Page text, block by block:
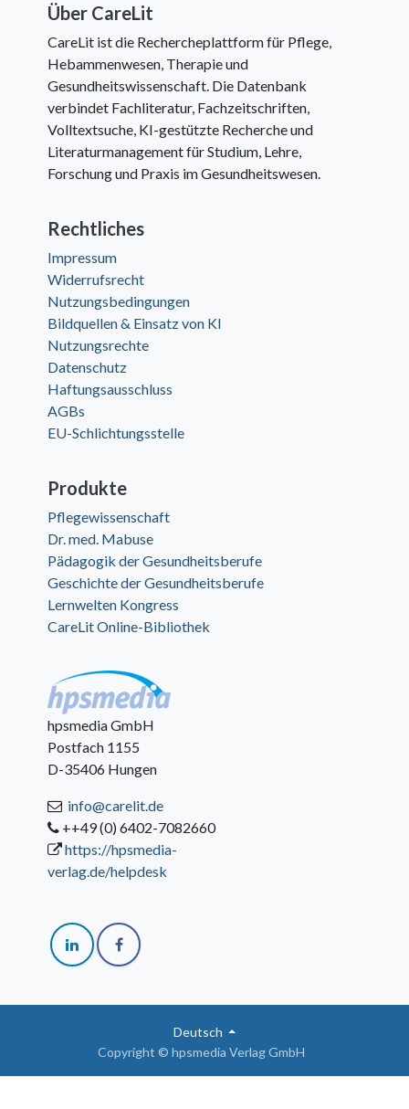
Über CareLit
CareLit ist die Rechercheplattform für Pflege,
Hebammenwesen, Therapie und
Gesundheitswissenschaft. Die Datenbank
verbindet Fachliteratur, Fachzeitschriften,
Volltextsuche, KI-gestützte Recherche und
Literaturmanagement für Studium, Lehre,
Forschung und Praxis im Gesundheitswesen.
Rechtliches
Impressum
Widerrufsrecht
Nutzungsbedingungen
Bildquellen & Einsatz von KI
Nutzungsrechte
Datenschutz
Haftungsausschluss
AGBs
EU-Schlichtungsstelle
Produkte
Pflegewissenschaft
Dr. med. Mabuse
Pädagogik der Gesundheitsberufe
Geschichte der Gesundheitsberufe
Lernwelten Kongress
CareLit Online-Bibliothek
hpsmedia GmbH
Postfach 1155
D-35406 Hungen
info@carelit.de
++49 (0) 6402-7082660
https://hpsmedia-
verlag.de/helpdesk
Copyright © hpsmedia Verlag GmbH
Deutsch